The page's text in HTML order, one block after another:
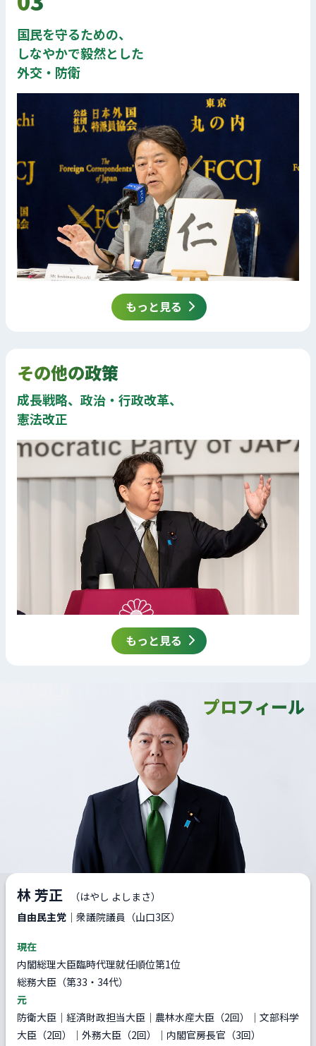
国民を守るための、
しなやかで毅然とした
外交・防衛
もっと見る
その他の政策
成長戦略、政治・行政改革、
憲法改正
もっと見る
プロフィール
林 芳正
（はやし よしまさ）
自由民主党 ｜衆議院議員（山口3区）
現在
内閣総理大臣臨時代理就任順位第1位
総務大臣（第33・34代）
元
防衛大臣｜経済財政担当大臣｜農林水産大臣（2回）｜文部科学
大臣（2回）｜外務大臣（2回）｜内閣官房長官（3回）